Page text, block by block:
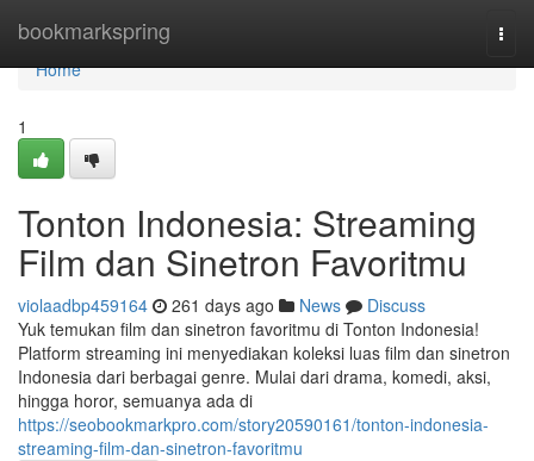
bookmarkspring
Home
Home
1
Tonton Indonesia: Streaming
Film dan Sinetron Favoritmu
violaadbp459164 261 days ago News
Discuss
Yuk temukan film dan sinetron favoritmu di Tonton Indonesia!
Platform streaming ini menyediakan koleksi luas film dan sinetron
Indonesia dari berbagai genre. Mulai dari drama, komedi, aksi,
hingga horor, semuanya ada di
https://seobookmarkpro.com/story20590161/tonton-indonesia-
streaming-film-dan-sinetron-favoritmu